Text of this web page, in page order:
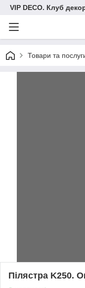
VIP DECO. Клуб
Товари та
Пілястра K250.